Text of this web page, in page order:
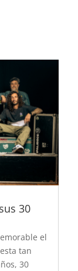
30
el
tan
30